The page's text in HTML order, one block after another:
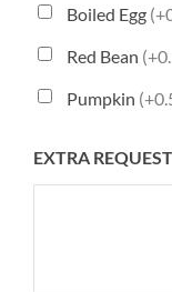
Boiled Egg
Red Bean
Pumpkin
EXTRA REQUEST